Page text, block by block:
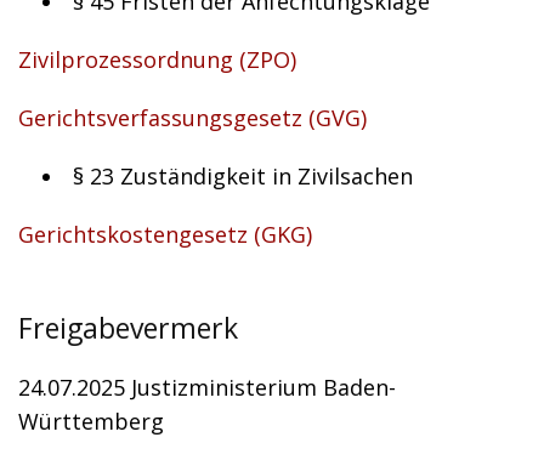
Zivilprozessordnung (ZPO)
Gerichtsverfassungsgesetz (GVG)
§ 23 Zuständigkeit in Zivilsachen
Gerichtskostengesetz (GKG)
Freigabevermerk
24.07.2025 Justizministerium Baden-
Württemberg